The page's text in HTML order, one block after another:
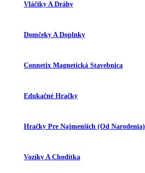
Vláčiky A Dráhy
Domčeky A Doplnky
Connetix Magnetická Stavebnica
Edukačné Hračky
Hračky Pre Najmenších (od Narodenia)
Vozíky A Chodítka